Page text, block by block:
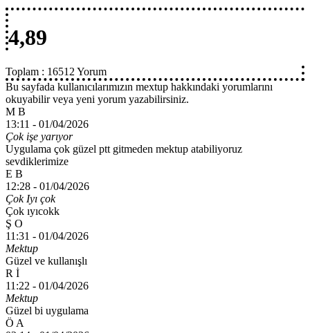
4,89
Toplam : 16512 Yorum
Bu sayfada kullanıcılarımızın mextup hakkındaki yorumlarını
okuyabilir veya yeni yorum yazabilirsiniz.
M B
13:11 - 01/04/2026
Çok işe yarıyor
Uygulama çok güzel ptt gitmeden mektup atabiliyoruz
sevdiklerimize
E B
12:28 - 01/04/2026
Çok Iyı çok
Çok ıyıcokk
Ş O
11:31 - 01/04/2026
Mektup
Güzel ve kullanışlı
R İ
11:22 - 01/04/2026
Mektup
Güzel bi uygulama
Ö A